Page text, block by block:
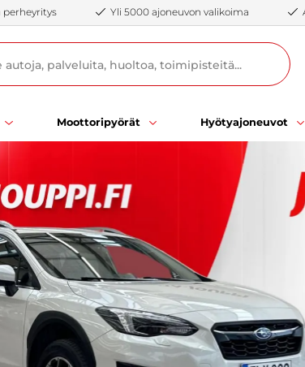
perheyritys Yli 5000 ajoneuvon valikoima
Moottoripyörät Hyötyajoneuvot